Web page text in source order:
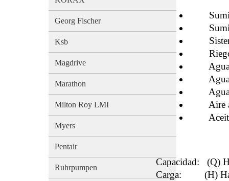
Georg Fischer
Ksb
Magdrive
Marathon
Milton Roy LMI
Myers
Pentair
Ruhrpumpen
Riego
Agua
Agua
Agua
Aire
Capacidad: (Q)
Carga: (H)